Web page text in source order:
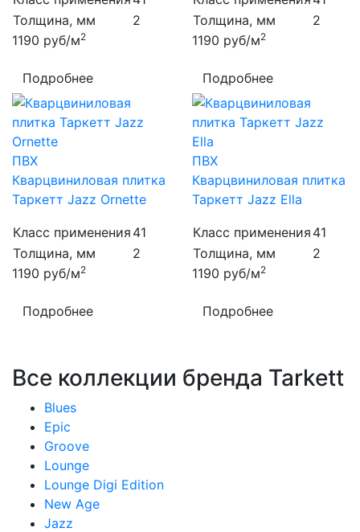
Толщина, мм
2
1190 руб/м2
Подробнее
Толщина, мм
2
1190 руб/м2
Подробнее
ПВХ
Кварцвиниловая плитка
Таркетт Jazz Ornette
Класс применения 41
Толщина, мм
2
1190 руб/м2
Подробнее
ПВХ
Кварцвиниловая плитка
Таркетт Jazz Ella
Класс применения 41
Толщина, мм
2
1190 руб/м2
Подробнее
Все коллекции бренда Tarkett
Blues
Epic
Groove
Lounge
Lounge Digi Edition
New Age
Jazz